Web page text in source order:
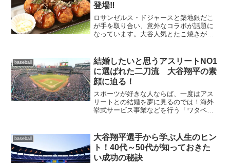
登場‼
ロサンゼルス・ドジャースと築地銀だこ
が手を取り合い、意外なコラボが話題に
なっています。大谷人気とたこ焼きがコ
ね。名門ドジャースのお膝元で築地銀だ
こから、ファン同士の絆を...
baseball
結婚したいと思うアスリートNO1
に選ばれた二刀流 大谷翔平の素
顔に迫る！
スポーツが好きな人ならば、一度はアス
リートとの結婚を夢に見るのでは！海外
挙式サービス事業などを行う「ワタベウ
なたが結婚したいと思うスポーツ選手
（引退した選手含む）は...
baseball
大谷翔平選手から学ぶ人生のヒン
ト！40代～50代が知っておきた
い成功の秘訣